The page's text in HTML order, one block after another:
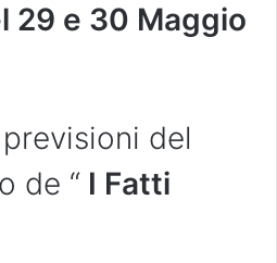
29 e 30 Maggio
del
de “ I Fatti